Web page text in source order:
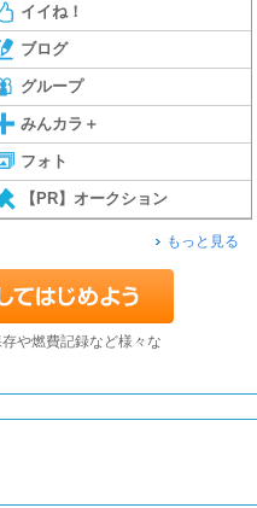
イイね！
ブログ
グループ
みんカラ＋
フォト
【PR】オークション
もっと見る
や燃費記録など様々な